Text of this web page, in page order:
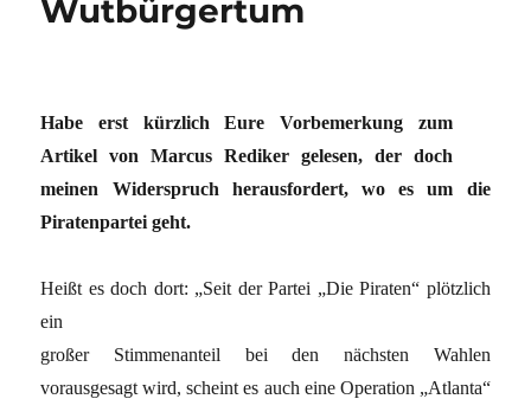
Wutbürgertum
Habe erst kürzlich Eure Vorbemerkung zum
Artikel von Marcus Rediker gelesen, der doch
meinen Widerspruch herausfordert, wo es um die
Piratenpartei geht.
Heißt es doch dort: „Seit der Partei „Die Piraten“ plötzlich
ein
großer Stimmenanteil bei den nächsten Wahlen
vorausgesagt wird, scheint es auch eine Operation „Atlanta“